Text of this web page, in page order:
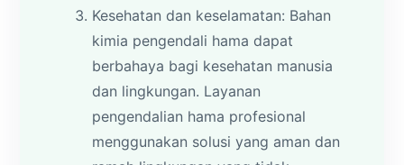
Kesehatan dan keselamatan: Bahan
kimia pengendali hama dapat
berbahaya bagi kesehatan manusia
dan lingkungan. Layanan
pengendalian hama profesional
menggunakan solusi yang aman dan